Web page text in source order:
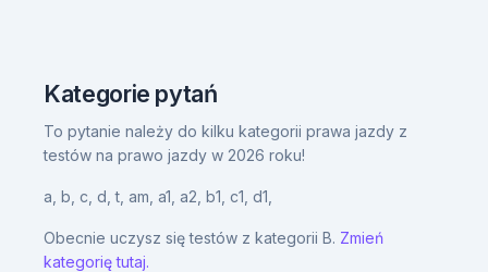
Kategorie pytań
To pytanie należy do kilku kategorii prawa jazdy z
testów na prawo jazdy w 2026 roku!
a, b, c, d,t, am, a1, a2, b1, c1, d1,
Obecnie uczysz się testów z kategorii B. Zmień
kategorię tutaj.